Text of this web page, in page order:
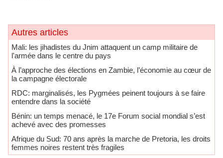
Autres articles
Mali: les jihadistes du Jnim attaquent un camp militaire de
l'armée dans le centre du pays
À l’approche des élections en Zambie, l’économie au cœur de
la campagne électorale
RDC: marginalisés, les Pygmées peinent toujours à se faire
entendre dans la société
Bénin: un temps menacé, le 17e Forum social mondial s’est
achevé avec des promesses
Afrique du Sud: 70 ans après la marche de Pretoria, les droits
femmes noires restent très fragiles